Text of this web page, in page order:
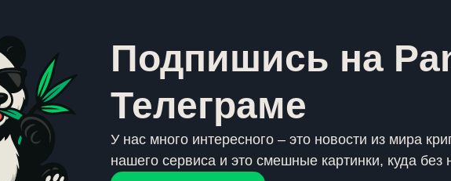
Подпишись на
Телеграме
У нас много интересного – это новости из мира
нашего сервиса и это смешные картинки, куда